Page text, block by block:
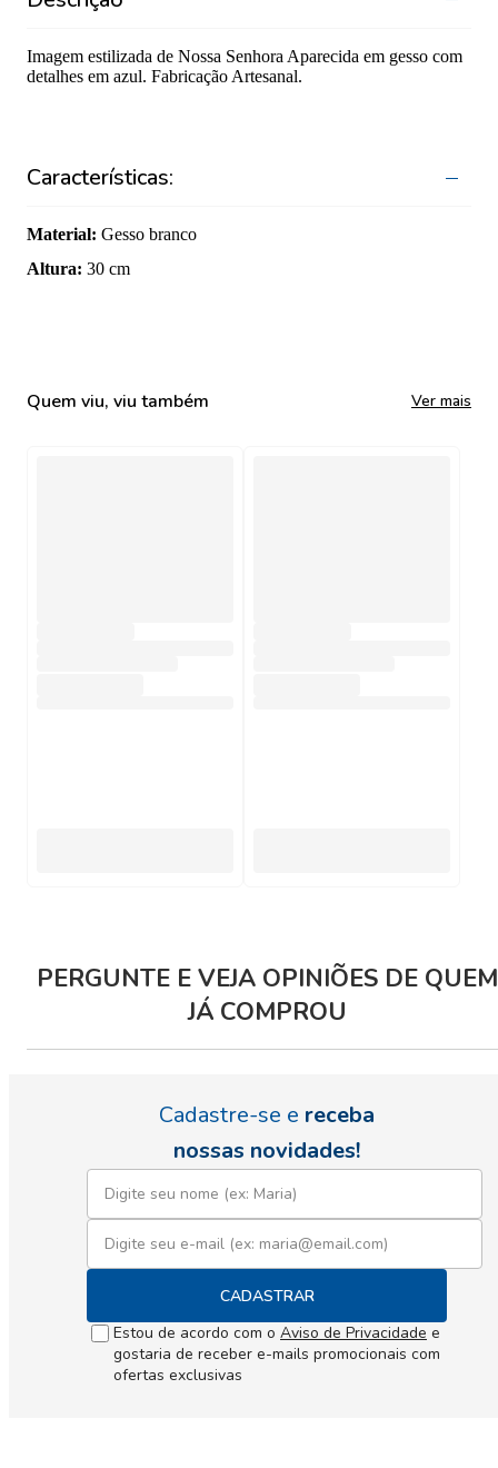
Imagem estilizada de Nossa Senhora Aparecida em gesso com
detalhes em azul. Fabricação Artesanal.
Características:
Material: Gesso branco
Altura: 30 cm
Quem viu, viu também Ver mais
PERGUNTE E VEJA OPINIÕES DE QUEM
JÁ COMPROU
Cadastre-se e receba
nossas novidades!
CADASTRAR
Estou de acordo com o Aviso de Privacidade e
gostaria de receber e-mails promocionais com
ofertas exclusivas